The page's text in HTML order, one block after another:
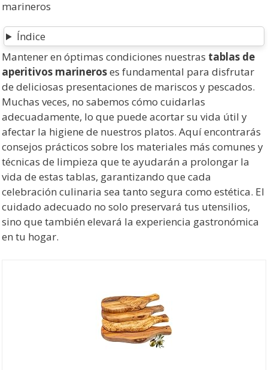
Índice
Mantener en óptimas condiciones nuestras tablas de
aperitivos marineroses fundamental para disfrutar
de deliciosas presentaciones de mariscos y pescados.
Muchas veces, no sabemos cómo cuidarlas
adecuadamente, lo que puede acortar su vida útil y
afectar la higiene de nuestros platos. Aquí encontrarás
consejos prácticos sobre los materiales más comunes y
técnicas de limpieza que te ayudarán a prolongar la
vida de estas tablas, garantizando que cada
celebración culinaria sea tanto segura como estética. El
cuidado adecuado no solo preservará tus utensilios,
sino que también elevará la experiencia gastronómica
en tu hogar.